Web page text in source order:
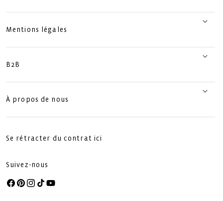
Mentions légales
B2B
À propos de nous
Se rétracter du contrat ici
Suivez-nous
Facebook
Pinterest
Instagram
TikTokYouTube